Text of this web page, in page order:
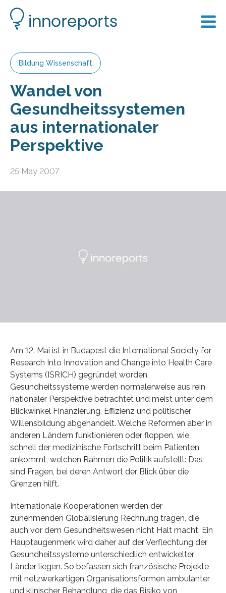
Bildung Wissenschaft
Wandel von
Gesundheitssystemen
aus internationaler
Perspektive
25 May 2007
Am 12. Mai ist in Budapest die International Society for
Research Into Innovation and Change into Health Care
Systems (ISRICH) gegründet worden.
Gesundheitssysteme werden normalerweise aus rein
nationaler Perspektive betrachtet und meist unter dem
Blickwinkel Finanzierung, Effizienz und politischer
Willensbildung abgehandelt. Welche Reformen aber in
anderen Ländern funktionieren oder floppen, wie
schnell der medizinische Fortschritt beim Patienten
ankommt, welchen Rahmen die Politik aufstellt: Das
sind Fragen, bei deren Antwort der Blick über die
Grenzen hilft.
Internationale Kooperationen werden der
zunehmenden Globalisierung Rechnung tragen, die
auch vor dem Gesundheitswesen nicht Halt macht. Ein
Hauptaugenmerk wird daher auf der Verflechtung der
Gesundheitssysteme unterschiedlich entwickelter
Länder liegen. So befassen sich französische Projekte
mit netzwerkartigen Organisationsformen ambulanter
und klinischer Behandlung, die das Risiko von